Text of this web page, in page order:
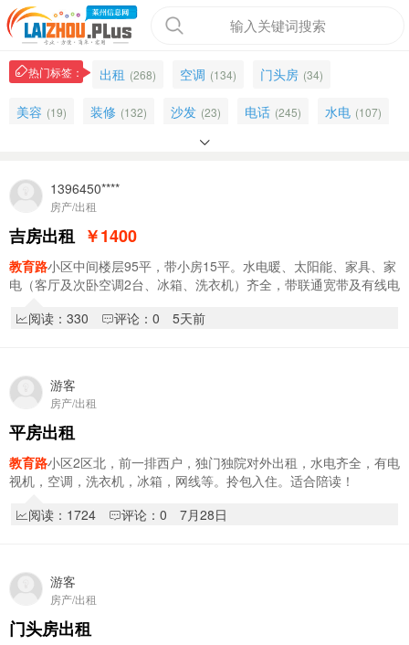
输入关键词搜索
热门标签： 出租 (268) 空调 (134) 门头房 (34)
美容 (19) 装修 (132) 沙发 (23) 电话 (245) 水电 (107)
(358)
58 (54) 独门独院
双语学校
服务员 (12) 急售 (36) 步梯 (63) 买房

1396450****
房产/出租
吉房出租 ￥1400
教育路小区中间楼层95平，带小房15平。水电暖、太阳能、家具、家
电（客厅及次卧空调2台、冰箱、洗衣机）齐全，带联通宽带及有线电
阅读：330
评论：0 5天前
游客
房产/出租
平房出租
教育路小区2区北，前一排西户，独门独院对外出租，水电齐全，有电
视机，空调，洗衣机，冰箱，网线等。拎包入住。适合陪读！
阅读：1724
评论：0 7月28日
游客
房产/出租
门头房出租